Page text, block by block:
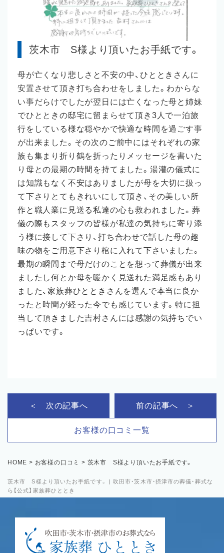
茨木市 S様より頂いたお手紙です。 | 吹田市・茨木市・摂津市の葬儀・葬式な
ら【公式】家族葬ひととき
茨木市 S様より頂いたお手紙です。
母が亡くなり悲しさと不安の中、ひとときさんに
安置させて頂き打ち合わせをしました。わからな
い事だらけでしたが翌日には亡くなった母と姉妹
でひとときの邸宅に留まらせて頂き3人で一泊旅
行をしている様な穏やかで快適な時間を過ごす事
が出来ました。その次のご前中にはそれぞれの家
族も集まり折り鶴を折ったりメッセージを書いた
り母との最期の時間を持てました。湯灌の儀式に
は知識もなく不安はありましたが母を大切に扱っ
て下さりとてもきれいにして頂き、その美しい所
作と職人業に見送る私達の心も救われました。葬
儀の際もスタッフの皆様が私達の気持ちに寄り添
う様に接して下さり、打ち合わせで話した母の趣
味の物をご用意下さり棺に入れて下さいました。
最期の瞬間まで母だけのことを想って葬儀が出来
ましたし何とか母を暖かく見送れた満足感もあり
ました、家族葬ひとときさんを選んで本当に良か
ったと時間が経った今でも感じています。特に担
当して頂きました吉村さんには感謝の気持ちでい
っぱいです。
＜ 次の記事へ
お客様の口コミ一覧
前の記事へ ＞
HOME > お客様の口コミ > 茨木市 S様より頂いたお手紙です。